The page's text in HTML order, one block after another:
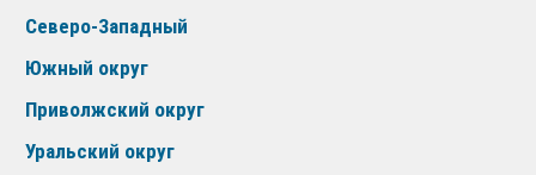
Северо-Западный
Южный округ
Приволжский округ
Уральский округ